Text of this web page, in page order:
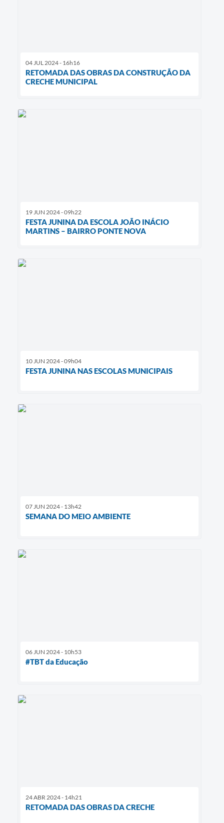
04 JUL 2024 - 16h16
RETOMADA DAS OBRAS DA CONSTRUÇÃO DA
CRECHE MUNICIPAL
19 JUN 2024 - 09h22
FESTA JUNINA DA ESCOLA JOÃO INÁCIO
MARTINS – BAIRRO PONTE NOVA
10 JUN 2024 - 09h04
FESTA JUNINA NAS ESCOLAS MUNICIPAIS
07 JUN 2024 - 13h42
SEMANA DO MEIO AMBIENTE
06 JUN 2024 - 10h53
#TBT da Educação
24 ABR 2024 - 14h21
RETOMADA DAS OBRAS DA CRECHE